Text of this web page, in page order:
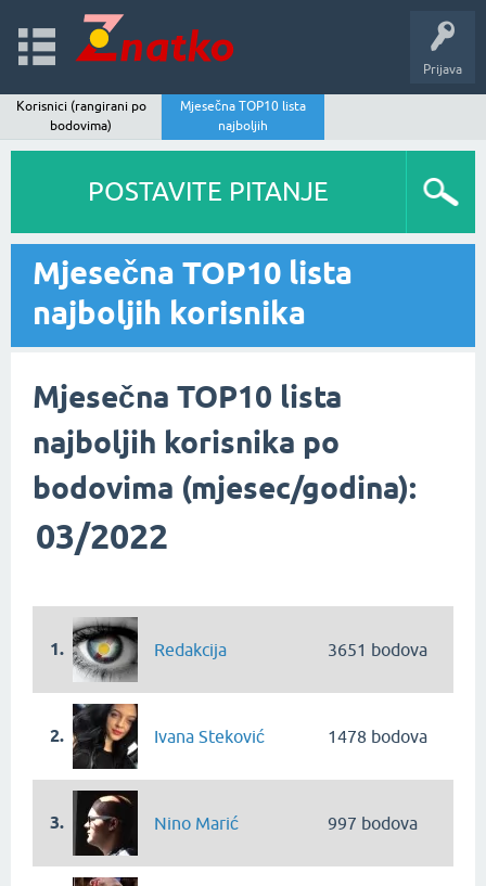
Prijava
Korisnici (rangirani po
bodovima)
Mjesečna TOP10 lista
najboljih
POSTAVITE PITANJE
Mjesečna TOP10 lista
najboljih korisnika
Mjesečna TOP10 lista
najboljih korisnika po
bodovima (mjesec/godina):
03/2022
1. Redakcija 3651 bodova
2. Ivana Steković 1478 bodova
3. Nino Marić 997 bodova